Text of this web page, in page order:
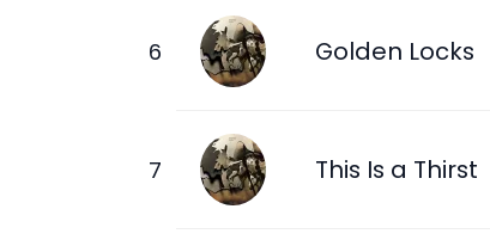
Golden Locks
This Is a Thirst